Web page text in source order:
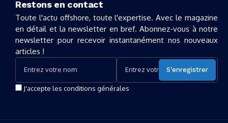
Restons en contact
Toute l'actu offshore, toute l'expertise. Avec le magazine
en détail et la newsletter en bref. Abonnez-vous à notre
newsletter pour recevoir instantanément nos nouveaux
articles !
J'accepte les conditions générales